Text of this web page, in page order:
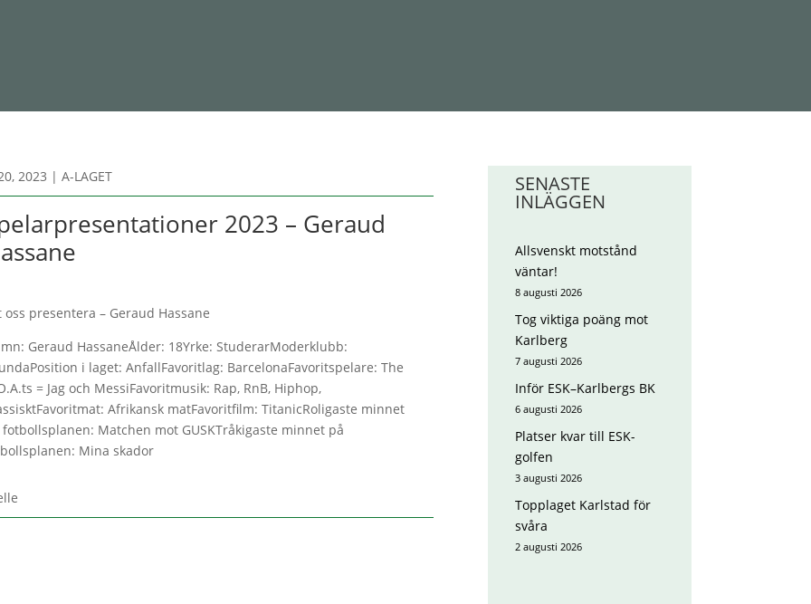
2023 | A-LAGET
2023 – Geraud
oss presentera – Geraud Hassane
Geraud HassaneÅlder: 18Yrke: StuderarModerklubb:
i laget: AnfallFavoritlag: BarcelonaFavoritspelare: The
= Jag och MessiFavoritmusik: Rap, RnB, Hiphop,
Afrikansk matFavoritfilm: TitanicRoligaste minnet
Matchen mot GUSKTråkigaste minnet på
Mina skador
SENASTE
INLÄGGEN
Allsvenskt motstånd
väntar!
8 augusti 2026
Tog viktiga poäng mot
Karlberg
7 augusti 2026
Inför ESK–Karlbergs BK
6 augusti 2026
Platser kvar till ESK-
golfen
3 augusti 2026
Topplaget Karlstad för
svåra
2 augusti 2026